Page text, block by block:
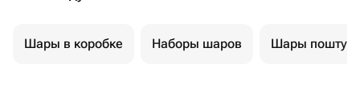
Шары в коробке Наборы шаров Шары